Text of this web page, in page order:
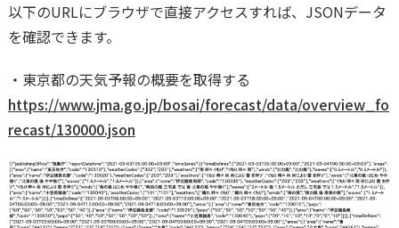
以下のURLにブラウザで直接アクセスすれば、JSONデータ
を確認できます。
・東京都の天気予報の概要を取得する
https://www.jma.go.jp/bosai/forecast/data/overview_fo
recast/130000.json